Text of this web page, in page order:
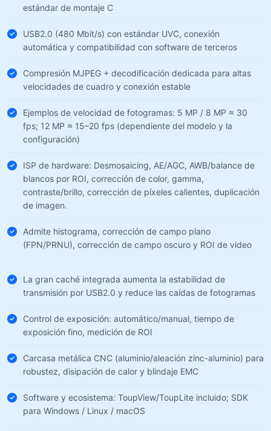
estándar de montaje C
USB2.0 (480 Mbit/s) con estándar UVC, conexión
automática y compatibilidad con software de terceros
Compresión MJPEG + decodificación dedicada para altas
velocidades de cuadro y conexión estable
Ejemplos de velocidad de fotogramas: 5 MP / 8 MP ≈ 30
fps; 12 MP ≈ 15–20 fps (dependiente del modelo y la
configuración)
ISP de hardware: Desmosaicing, AE/AGC, AWB/balance de
blancos por ROI, corrección de color, gamma,
contraste/brillo, corrección de píxeles calientes, duplicación
de imagen.
Admite histograma, corrección de campo plano
(FPN/PRNU), corrección de campo oscuro y ROI de video
La gran caché integrada aumenta la estabilidad de
transmisión por USB2.0 y reduce las caídas de fotogramas
Control de exposición: automático/manual, tiempo de
exposición fino, medición de ROI
Carcasa metálica CNC (aluminio/aleación zinc-aluminio) para
robustez, disipación de calor y blindaje EMC
Software y ecosistema: ToupView/ToupLite incluido; SDK
para Windows / Linux / macOS